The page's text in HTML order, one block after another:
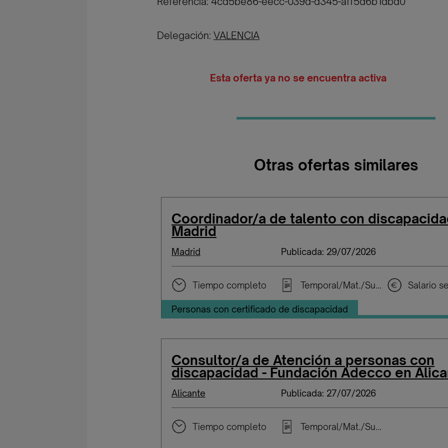
Delegación: VALENCIA
Esta oferta ya no se encuentra activa
Otras ofertas similares
Coordinador/a de talento con
Madrid
Madrid Publicada: 29/07/2026
Tiempo completo Temporal/Mat./Sustitución/...
Personas con certificado de discapacidad
Consultor/a de Atención a personas con
discapacidad - Fundación Adecco en
Alicante Publicada: 27/07/2026
Tiempo completo Temporal/Mat./Sustitución/...